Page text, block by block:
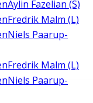
Aylin Fazelian (S)
Fredrik Malm (L)
Niels Paarup-
Fredrik Malm (L)
Niels Paarup-